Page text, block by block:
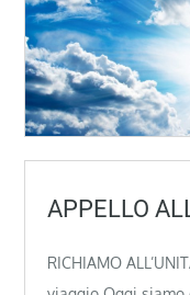
APPELLO
RICHIAMO